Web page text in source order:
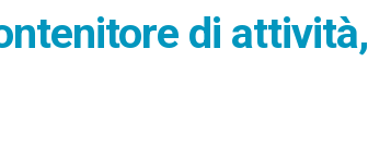
di attività,